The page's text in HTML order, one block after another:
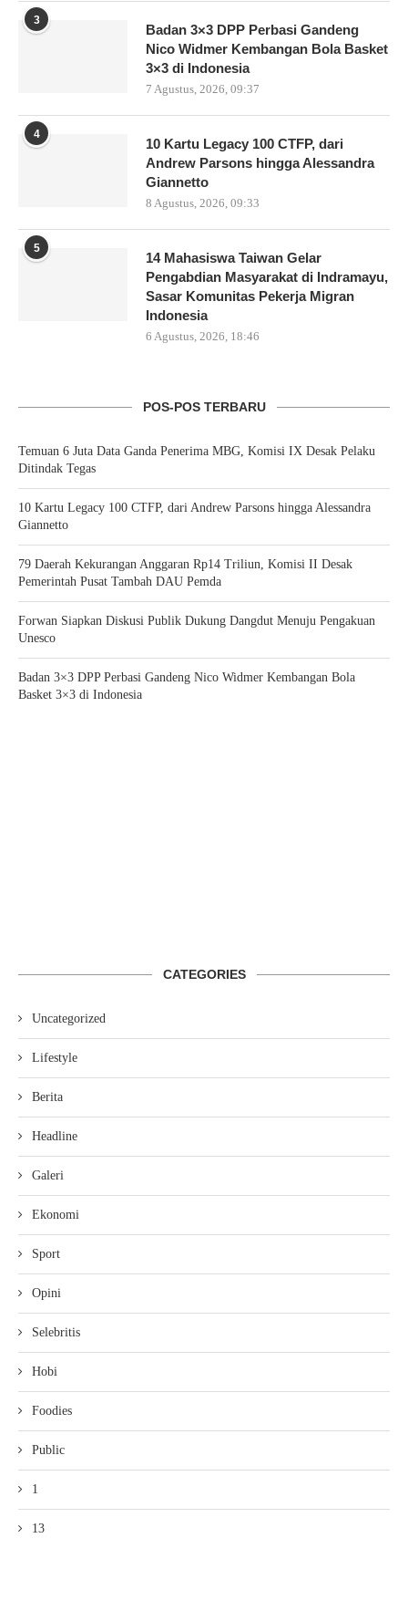
3
Badan 3×3 DPP Perbasi Gandeng
Nico Widmer Kembangan Bola Basket
3×3 di Indonesia
7 Agustus, 2026, 09:37
4
10 Kartu Legacy 100 CTFP, dari
Andrew Parsons hingga Alessandra
Giannetto
8 Agustus, 2026, 09:33
5
14 Mahasiswa Taiwan Gelar
Pengabdian Masyarakat di Indramayu,
Sasar Komunitas Pekerja Migran
Indonesia
6 Agustus, 2026, 18:46
POS-POS TERBARU
Temuan 6 Juta Data Ganda Penerima MBG, Komisi IX Desak Pelaku
Ditindak Tegas
10 Kartu Legacy 100 CTFP, dari Andrew Parsons hingga Alessandra
Giannetto
79 Daerah Kekurangan Anggaran Rp14 Triliun, Komisi II Desak
Pemerintah Pusat Tambah DAU Pemda
Forwan Siapkan Diskusi Publik Dukung Dangdut Menuju Pengakuan
Unesco
Badan 3×3 DPP Perbasi Gandeng Nico Widmer Kembangan Bola
Basket 3×3 di Indonesia
CATEGORIES
Uncategorized
Lifestyle
Berita
Headline
Galeri
Ekonomi
Sport
Opini
Selebritis
Hobi
Foodies
Public
1
13